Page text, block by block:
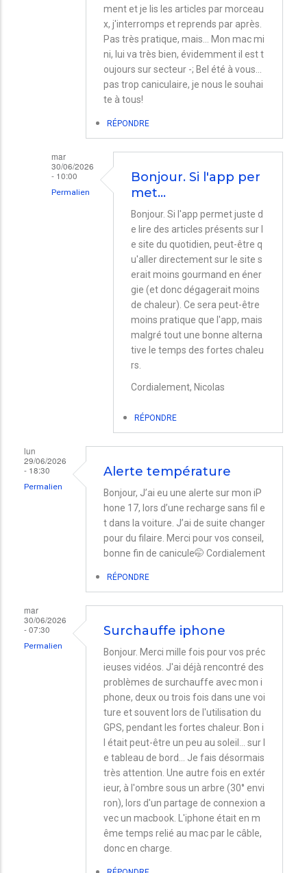
ment et je lis les articles par morceau
x, j'interromps et reprends par après.
Pas très pratique, mais... Mon mac mi
ni, lui va très bien, évidemment il est t
oujours sur secteur -; Bel été à vous...
pas trop caniculaire, je nous le souhai
te à tous!
RÉPONDRE
mar
30/06/2026
- 10:00
Permalien
Bonjour. Si l'app per
met…
Bonjour. Si l'app permet juste d
e lire des articles présents sur l
e site du quotidien, peut-être q
u'aller directement sur le site s
erait moins gourmand en éner
gie (et donc dégagerait moins
de chaleur). Ce sera peut-être
moins pratique que l'app, mais
malgré tout une bonne alterna
tive le temps des fortes chaleu
rs.
Cordialement, Nicolas
RÉPONDRE
lun
29/06/2026
- 18:30
Permalien
Alerte température
Bonjour, J’ai eu une alerte sur mon iP
hone 17, lors d’une recharge sans fil e
t dans la voiture. J’ai de suite changer
pour du filaire. Merci pour vos conseil,
bonne fin de canicule🤭 Cordialement
RÉPONDRE
mar
30/06/2026
- 07:30
Permalien
Surchauffe iphone
Bonjour. Merci mille fois pour vos préc
ieuses vidéos. J'ai déjà rencontré des
problèmes de surchauffe avec mon i
phone, deux ou trois fois dans une voi
ture et souvent lors de l'utilisation du
GPS, pendant les fortes chaleur. Bon i
l était peut-être un peu au soleil… sur l
e tableau de bord… Je fais désormais
très attention. Une autre fois en extér
ieur, à l'ombre sous un arbre (30° envi
ron), lors d'un partage de connexion a
vec un macbook. L'iphone était en m
ême temps relié au mac par le câble,
donc en charge.